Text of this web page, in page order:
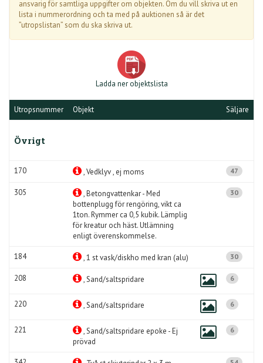
ansvarig för samtliga uppgifter om objekten. Om du vill skriva ut en
lista i nummerordning och ta med på auktionen så är det
”utropslistan” som du ska skriva ut.
Ladda ner objektslista
Utropsnummer Objekt Säljare
Övrigt
170 , Vedklyv , ej moms 47
305
, Betongvattenkar - Med
bottenplugg för rengöring, vikt ca
1ton. Rymmer ca 0,5 kubik. Lämplig
för kreatur och häst. Utlämning
enligt överenskommelse.
30
184 , 1 st vask/diskho med kran (alu) 30
208 , Sand/saltspridare 6
220 , Sand/saltspridare 6
221
, Sand/saltspridare epoke - Ej
prövad
6